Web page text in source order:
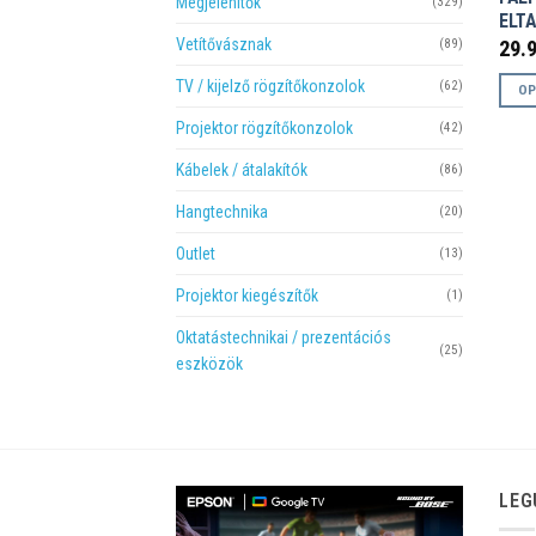
Vetítővásznak (89)
TV / kijelző rögzítőkonzolok (62)
Projektor rögzítőkonzolok (42)
Kábelek / átalakítók (86)
Hangtechnika (20)
Outlet (13)
Projektor kiegészítők (1)
Oktatástechnikai / prezentációs
eszközök
(25)